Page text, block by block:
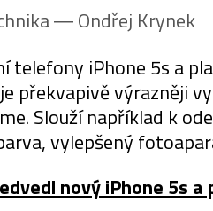
―Ondřej Krynek
iPhone 5s a
překvapivě výrazněji
Slouží například k
vylepšený
nový iPhone 5s